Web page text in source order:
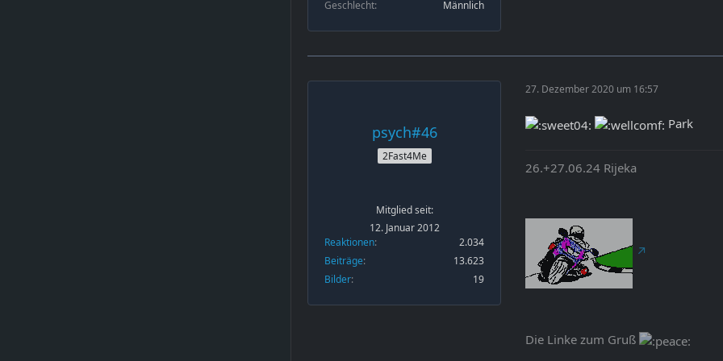
Geschlecht Männlich
psych#46
2Fast4Me
Mitglied seit:
12. Januar 2012
Reaktionen
2.034
Beiträge
13.623
Bilder
19
27. Dezember 2020 um 16:57
Park
26.+27.06.24 Rijeka
Die Linke zum Gruß